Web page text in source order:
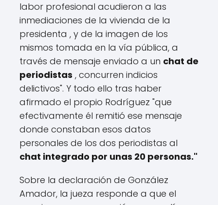
labor profesional acudieron a las
inmediaciones de la vivienda de la
presidenta , y de la imagen de los
mismos tomada en la vía pública, a
través de mensaje enviado a un chat de
periodistas , concurren indicios
delictivos". Y todo ello tras haber
afirmado el propio Rodríguez "que
efectivamente él remitió ese mensaje
donde constaban esos datos
personales de los dos periodistas al
chat integrado por unas 20 personas."
Sobre la declaración de González
Amador, la jueza responde a que el